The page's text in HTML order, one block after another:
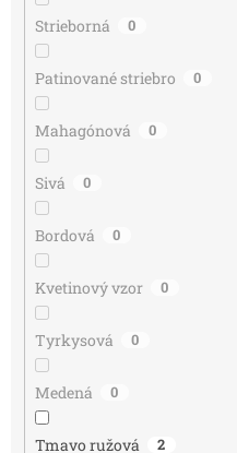
Strieborná 0
Patinované striebro 0
Mahagónová 0
Sivá 0
Bordová 0
Kvetinový vzor 0
Tyrkysová 0
Medená 0
Tmavo ružová 2